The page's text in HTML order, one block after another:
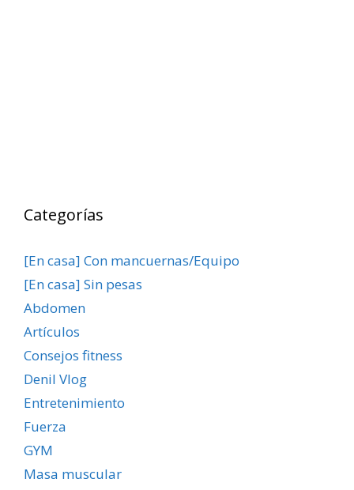
Categorías
[En casa] Con mancuernas/Equipo
[En casa] Sin pesas
Abdomen
Artículos
Consejos fitness
Denil Vlog
Entretenimiento
Fuerza
GYM
Masa muscular